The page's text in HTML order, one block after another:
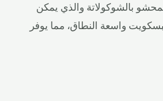
بالشوكولاتة والذي يمكن
واسعة النطاق، مما يوفر